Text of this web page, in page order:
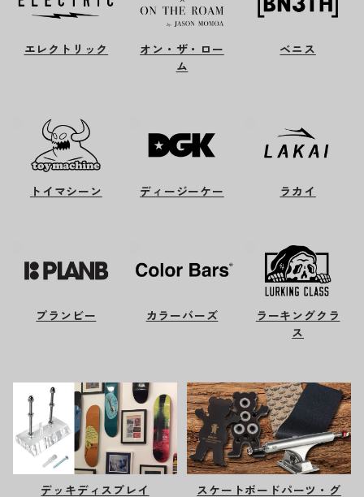
エレクトリック
オン・ザ・ロー
ム
ベニス
トイマシーン ディージーケー ラカイ
プランビー カラーバーズ
ラーキングクラ
ス
デッキディスプレイ スケートボードパーツ・グ